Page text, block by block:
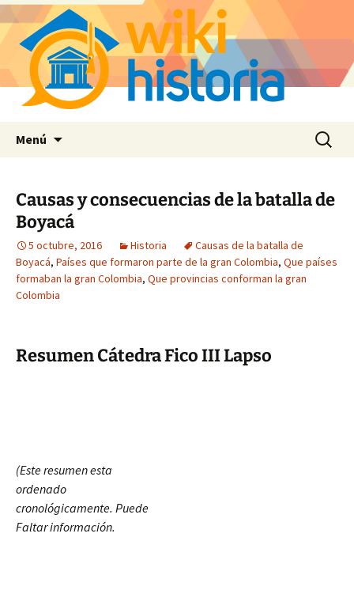
Menú Buscar:
Causas y consecuencias de la batalla de
Boyacá
5 octubre, 2016 Historia
Causas de la batalla de
Boyacá, Países que formaron parte de la gran Colombia, Que países
formaban la gran Colombia, Que provincias conforman la gran
Colombia
Resumen Cátedra Fico III Lapso
(Este resumen esta
ordenado
cronológicamente. Puede
Faltar información.